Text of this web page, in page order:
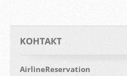
KOНТАКТ
AirlineReservation